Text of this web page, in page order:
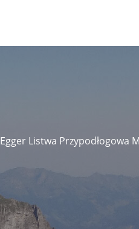
Egger Listwa Przypodłogowa